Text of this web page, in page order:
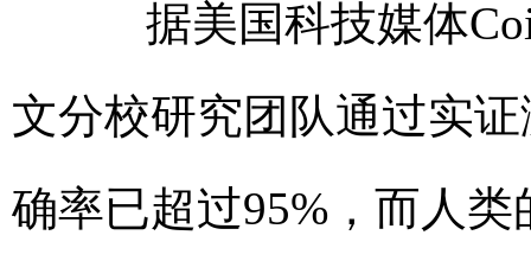
据美国科技媒体
文分校研究团队通过实
确率已超过95%，而人